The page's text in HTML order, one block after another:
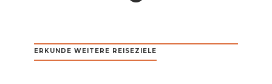
ERKUNDE WEITERE REISEZIELE